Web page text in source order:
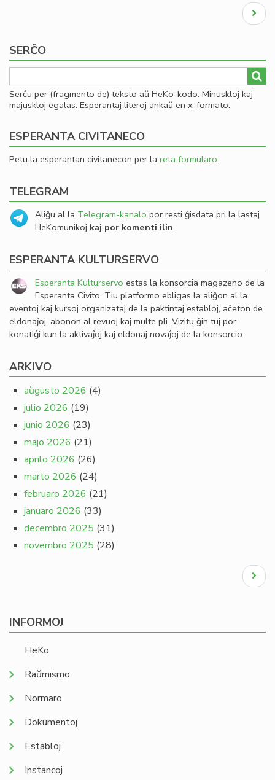
de
Next
page
SERĈO
Serĉu per (fragmento de) teksto aŭ HeKo-kodo. Minuskloj kaj
majuskloj egalas. Esperantaj literoj ankaŭ en x-formato.
ESPERANTA CIVITANECO
Petu la esperantan civitanecon per la reta formularo.
TELEGRAM
Aliĝu al la Telegram-kanalo por resti ĝisdata pri la lastaj
HeKomunikoj kaj por komenti ilin.
ESPERANTA KULTURSERVO
Esperanta Kulturservo estas la konsorcia magazeno de la
Esperanta Civito. Tiu platformo ebligas la aliĝon al la
eventoj kaj kursoj organizataj de la paktintaj establoj, aĉeton de
eldonaĵoj, abonon al revuoj kaj multe pli. Vizitu ĝin tuj por
konatiĝi kun la aktivaĵoj kaj eldonaj novaĵoj de la konsorcio.
ARKIVO
aŭgusto 2026 (4)
julio 2026 (19)
junio 2026 (23)
majo 2026 (21)
aprilo 2026 (26)
marto 2026 (24)
februaro 2026 (21)
januaro 2026 (33)
decembro 2025 (31)
novembro 2025 (28)
Next
page
INFORMOJ
HeKo
Raŭmismo
Normaro
Dokumentoj
Establoj
Instancoj